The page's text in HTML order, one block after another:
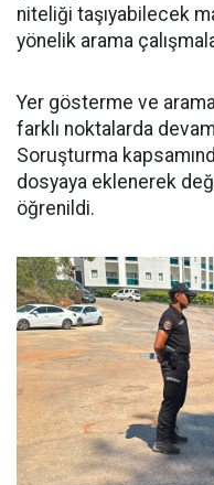
niteliği taşıyabilecek
yönelik arama
Yer gösterme ve
farklı noktalarda
Soruşturma
dosyaya eklenerek
öğrenildi.